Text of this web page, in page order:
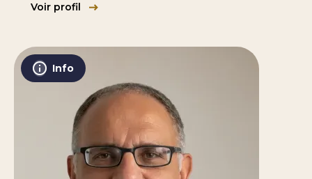
Voir profil
Info